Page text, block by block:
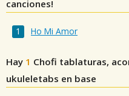
canciones!
Ho Mi Amor
Hay 1 Chofi tablaturas,
ukuleletabs en base